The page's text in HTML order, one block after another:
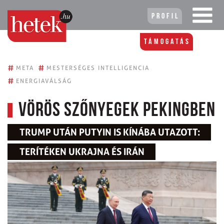
Profil
Támogatás
# META # MESTERSÉGES INTELLIGENCIA
# ENERGIAVÁLSÁG
Vörös szőnyegek Pekingben
TRUMP UTÁN PUTYIN IS KÍNÁBA UTAZOTT:
TERÍTÉKEN UKRAJNA ÉS IRÁN